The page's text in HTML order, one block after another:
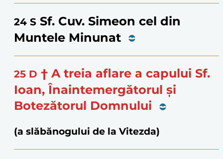
24 S Sf. Cuv. Simeon cel din
Muntele Minunat
25 D † A treia aflare a capului Sf.
Ioan, Înaintemergătorul și
Botezătorul Domnului
(a slăbănogului de la Vitezda)